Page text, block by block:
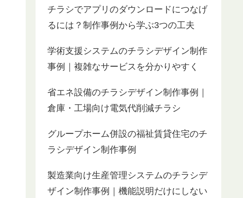
チラシでアプリのダウンロードにつなげ
るには？制作事例から学ぶ3つの工夫
学術支援システムのチラシデザイン制作
事例｜複雑なサービスを分かりやすく
省エネ設備のチラシデザイン制作事例｜
倉庫・工場向け電気代削減チラシ
グループホーム併設の福祉賃貸住宅のチ
ラシデザイン制作事例
製造業向け生産管理システムのチラシデ
ザイン制作事例｜機能説明だけにしない